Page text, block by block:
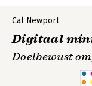
Cal Newport
Digitaal
Doelbewust